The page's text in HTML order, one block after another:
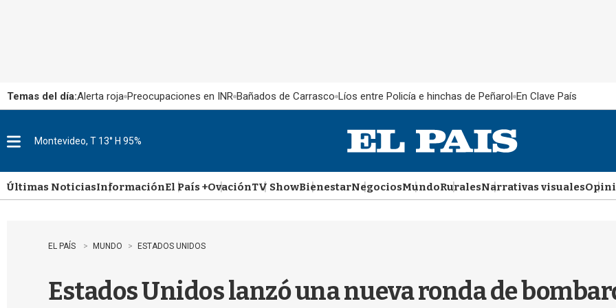
Temas del día:Alerta roja Preocupaciones en INR Bañados de Carrasco Líos entre Policía e hinchas de Peñarol En Clave País
u
Montevideo, T 13° H 95%
Últimas NoticiasInformaciónEl País +OvaciónTV ShowBienestarNegociosMundoRuralesNarrativas visuales
EL PAÍS MUNDO ESTADOS UNIDOS
Estados Unidos lanzó una nueva ronda de